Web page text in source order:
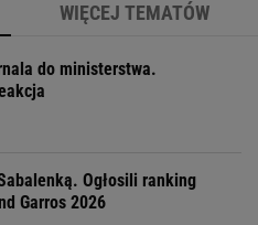
WIĘCEJ TEMATÓW
do ministerstwa.
Ogłosili ranking
Garros 2026